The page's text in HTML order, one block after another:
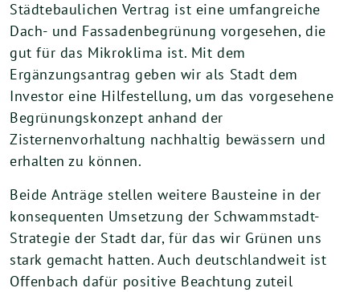
Städtebaulichen Vertrag ist eine umfangreiche
Dach- und Fassadenbegrünung vorgesehen, die
gut für das Mikroklima ist. Mit dem
Ergänzungsantrag geben wir als Stadt dem
Investor eine Hilfestellung, um das vorgesehene
Begrünungskonzept anhand der
Zisternenvorhaltung nachhaltig bewässern und
erhalten zu können.
Beide Anträge stellen weitere Bausteine in der
konsequenten Umsetzung der Schwammstadt-
Strategie der Stadt dar, für das wir Grünen uns
stark gemacht hatten. Auch deutschlandweit ist
Offenbach dafür positive Beachtung zuteil